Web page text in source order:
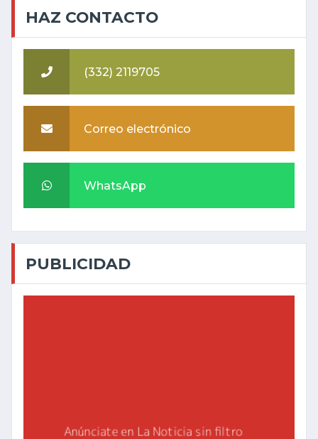
HAZ CONTACTO
(332) 2119705
Correo electrónico
WhatsApp
PUBLICIDAD